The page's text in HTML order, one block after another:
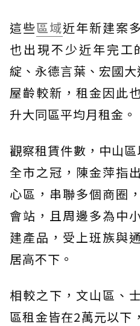
這些區域近年新建案
也出現不少近年完工
綻、永德言葉、宏國
屋齡較新，租金因此
升大同區平均月租金。
觀察租賃件數，中山
全市之冠，陳金萍指
心區，串聯多個商圈
會站，且周邊多為中
建產品，受上班族與
居高不下。
相較之下，文山區、
區租金皆在2萬元以下